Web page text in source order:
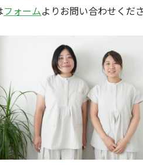
フォームよりお問い合わせくださ